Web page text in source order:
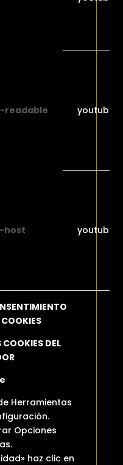
readable
host
DEL
Herramientas
Opciones
haz clic en